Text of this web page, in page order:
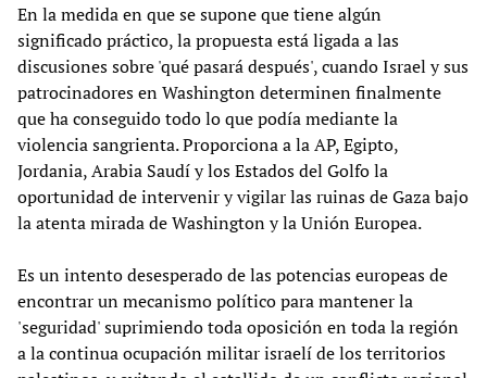
En la medida en que se supone que tiene algún
significado práctico, la propuesta está ligada a las
discusiones sobre 'qué pasará después', cuando Israel y sus
patrocinadores en Washington determinen finalmente
que ha conseguido todo lo que podía mediante la
violencia sangrienta. Proporciona a la AP, Egipto,
Jordania, Arabia Saudí y los Estados del Golfo la
oportunidad de intervenir y vigilar las ruinas de Gaza bajo
la atenta mirada de Washington y la Unión Europea.
Es un intento desesperado de las potencias europeas de
encontrar un mecanismo político para mantener la
'seguridad' suprimiendo toda oposición en toda la región
a la continua ocupación militar israelí de los territorios